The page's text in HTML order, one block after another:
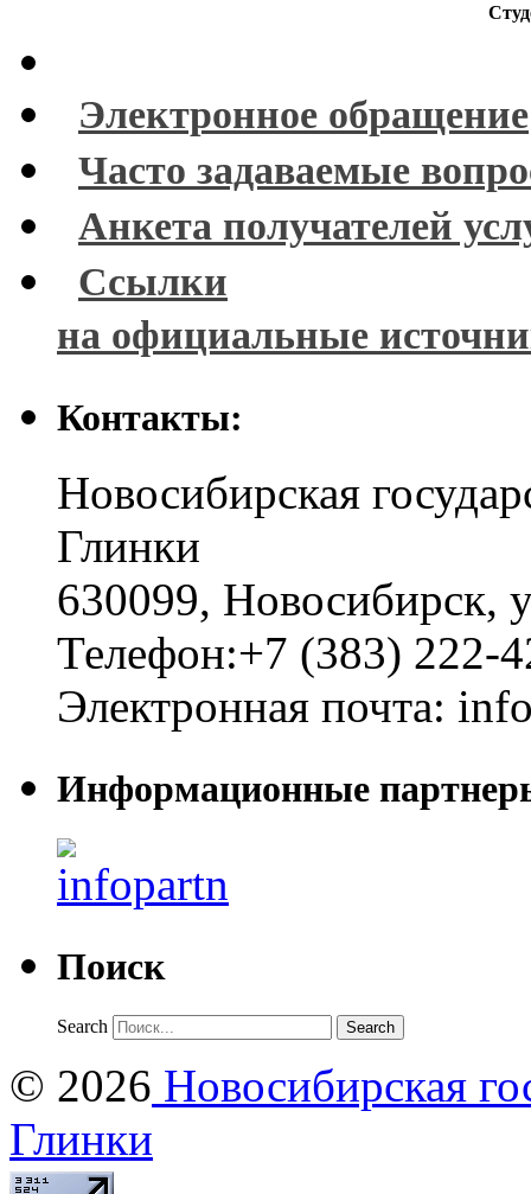
Электронное обращение
Часто задаваемые
Анкета получателей
Ссылки
на официальные
Контакты:
Новосибирская
Глинки
630099, Новосибирск,
Телефон:+7 (383) 222-
Электронная почта:
Информационные
Поиск
Search
© 2026 Новосибирская
Глинки